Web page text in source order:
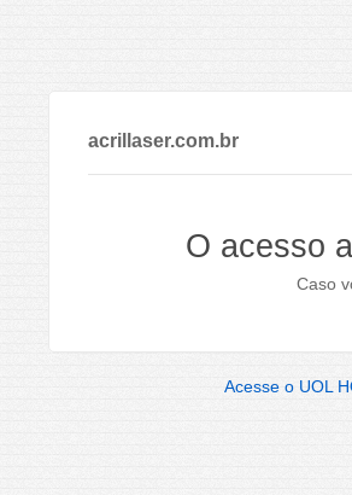
acrillaser.com.br
O acesso
Caso
Acesse o UOL